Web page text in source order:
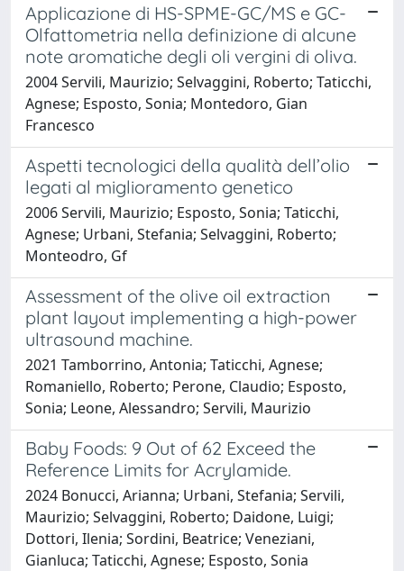
Applicazione di HS-SPME-GC/MS e GC-
Olfattometria nella definizione di alcune
note aromatiche degli oli vergini di oliva.
2004 Servili, Maurizio; Selvaggini, Roberto; Taticchi,
Agnese; Esposto, Sonia; Montedoro, Gian
Francesco
Aspetti tecnologici della qualità dell’olio
legati al miglioramento genetico
2006 Servili, Maurizio; Esposto, Sonia; Taticchi,
Agnese; Urbani, Stefania; Selvaggini, Roberto;
Monteodro, Gf
Assessment of the olive oil extraction
plant layout implementing a high-power
ultrasound machine.
2021 Tamborrino, Antonia; Taticchi, Agnese;
Romaniello, Roberto; Perone, Claudio; Esposto,
Sonia; Leone, Alessandro; Servili, Maurizio
Baby Foods: 9 Out of 62 Exceed the
Reference Limits for Acrylamide.
2024 Bonucci, Arianna; Urbani, Stefania; Servili,
Maurizio; Selvaggini, Roberto; Daidone, Luigi;
Dottori, Ilenia; Sordini, Beatrice; Veneziani,
Gianluca; Taticchi, Agnese; Esposto, Sonia